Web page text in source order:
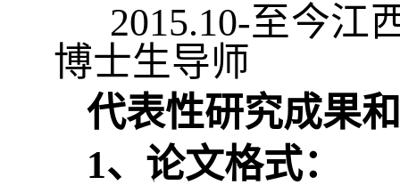
2015.10-至今江
博士生导师
代表性研究成果
1、论文格式：